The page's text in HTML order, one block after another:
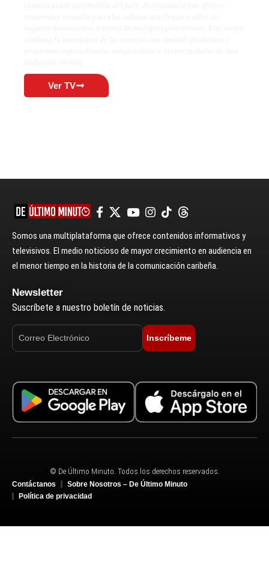
Ver TV
Somos una multiplataforma que ofrece contenidos informativos y
televisivos. El medio noticioso de mayor crecimiento en audiencia en
el menor tiempo en la historia de la comunicación caribeña.
Newsletter
Suscríbete a nuestro boletín de noticias.
Inscríbeme
© De Último Minuto. Todos los derechos reservados.
Contáctanos
Sobre Nosotros – De Último Minuto
Política de privacidad